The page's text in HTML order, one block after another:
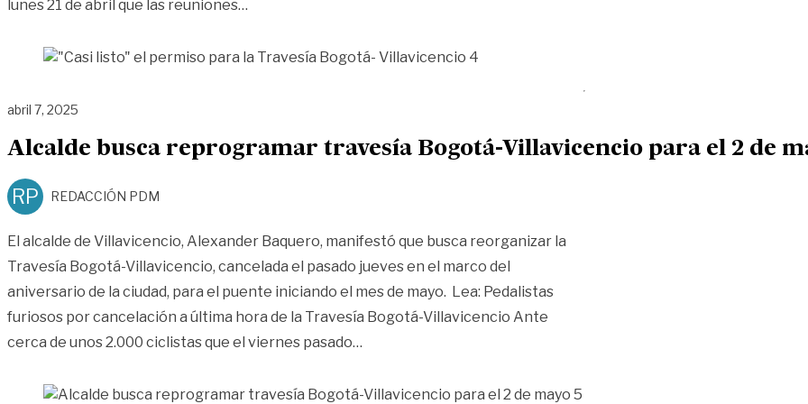
lunes 21 de abril que las reuniones…
abril 7, 2025
Alcalde busca reprogramar travesía Bogotá-Villavicencio para el 2 de
RP REDACCIÓN PDM
El alcalde de Villavicencio, Alexander Baquero, manifestó que busca reorganizar la
Travesía Bogotá-Villavicencio, cancelada el pasado jueves en el marco del
aniversario de la ciudad, para el puente iniciando el mes de mayo. Lea: Pedalistas
furiosos por cancelación a última hora de la Travesía Bogotá-Villavicencio Ante
cerca de unos 2.000 ciclistas que el viernes pasado…